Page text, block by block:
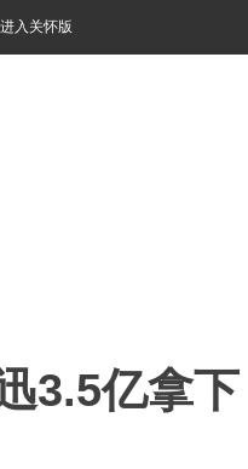
进入关怀版
3.5亿拿